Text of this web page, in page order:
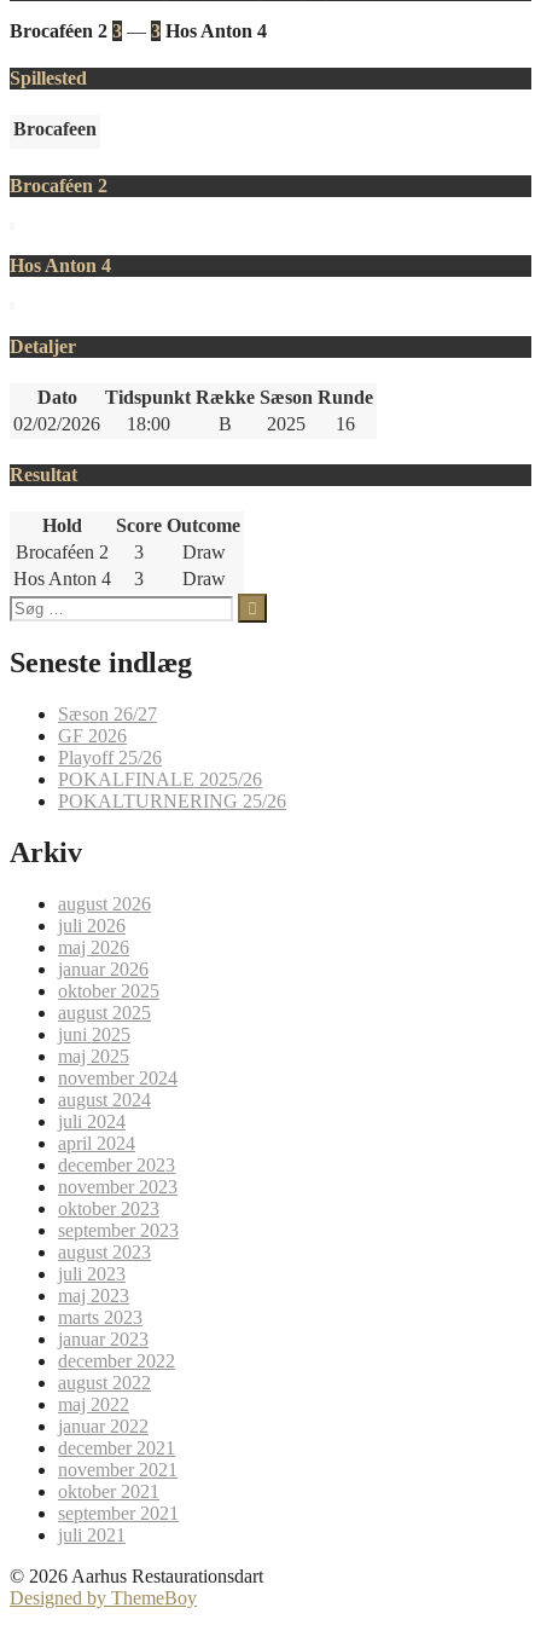
Brocaféen 2 3 — 3 Hos Anton 4
Spillested
Brocafeen
Brocaféen 2
Hos Anton 4
Detaljer
Dato Tidspunkt Række Sæson Runde
02/02/2026
18:00 B 2025 16
Resultat
Hold Score Outcome
Brocaféen 2
3
Draw
Hos Anton 4
3
Draw
Søg
efter:
Seneste indlæg
Sæson 26/27
GF 2026
Playoff 25/26
POKALFINALE 2025/26
POKALTURNERING 25/26
Arkiv
august 2026
juli 2026
maj 2026
januar 2026
oktober 2025
august 2025
juni 2025
maj 2025
november 2024
august 2024
juli 2024
april 2024
december 2023
november 2023
oktober 2023
september 2023
august 2023
juli 2023
maj 2023
marts 2023
januar 2023
december 2022
august 2022
maj 2022
januar 2022
december 2021
november 2021
oktober 2021
september 2021
juli 2021
© 2026 Aarhus Restaurationsdart
Designed by ThemeBoy